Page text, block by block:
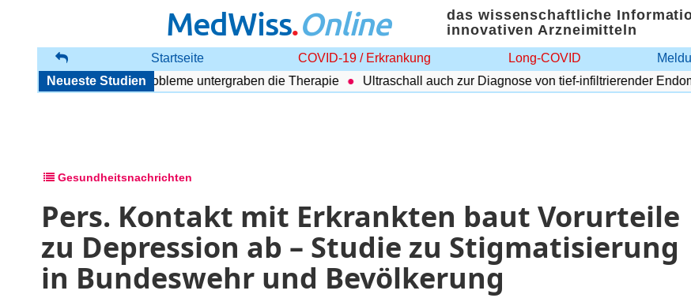
MedWiss.Online
das wissenschaftliche
innovativen Arzneimitteln
Startseite COVID-19 / Erkrankung Long-COVID
Neueste Studien
Begleitende Probleme untergraben die Therapie Ultraschall auch zur Diagnose von tief-infiltrierender
Gesundheitsnachrichten
Pers. Kontakt mit Erkrankten baut Vorurteile
zu Depression ab – Studie zu Stigmatisierung
in Bundeswehr und Bevölkerung